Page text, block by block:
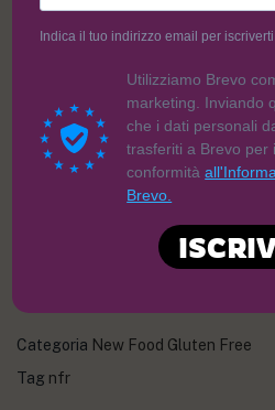
Indica il tuo indirizzo email per
Utilizziamo Brevo
marketing. Inviando
che i dati personali
trasferiti a Brevo per
conformità
Brevo.
€
AGGIUNGI AL
Categoria New Food Gluten Free
Tag nfr